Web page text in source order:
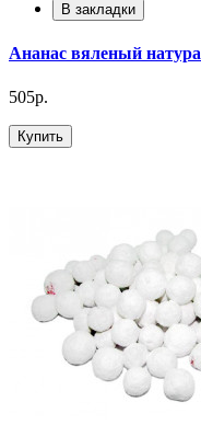
В закладки
Ананас вяленый
505р.
Купить